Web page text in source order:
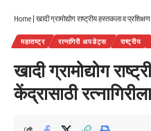
Home | खादी ग्रामोद्योग राष्ट्रीय हस्तकला व
महाराष्ट्र रत्नागिरी अपडेट्स राष्ट्रीय
खादी ग्रामोद्योग
केंद्रासाठी